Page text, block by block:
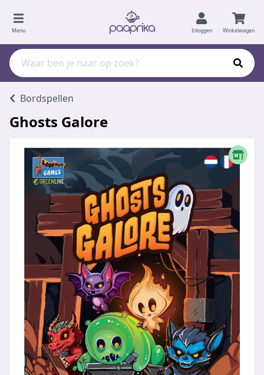
Menu Inloggen Winkelwagen
Bordspellen
Ghosts Galore